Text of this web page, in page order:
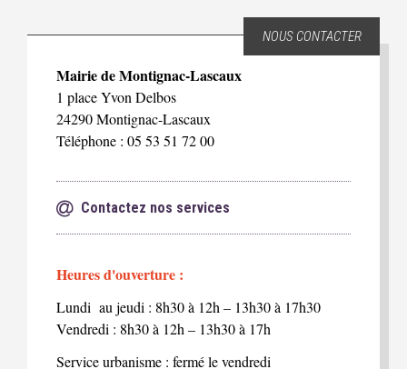
NOUS CONTACTER
Mairie de Montignac-Lascaux
1 place Yvon Delbos
24290 Montignac-Lascaux
Téléphone : 05 53 51 72 00
Contactez nos services
Heures d'ouverture :
Lundi au jeudi : 8h30 à 12h – 13h30 à 17h30
Vendredi : 8h30 à 12h – 13h30 à 17h
Service urbanisme : fermé le vendredi